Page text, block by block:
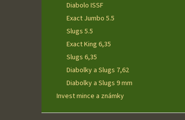
Diabolo ISSF
Exact Jumbo 5.5
Slugs 5.5
Exact King 6,35
Slugs 6,35
Diabolky a Slugs 7,62
Diabolky a Slugs 9 mm
Invest mince a známky